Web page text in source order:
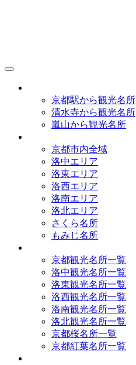
京都駅から観光名所
清水寺から観光名所
嵐山から観光名所
京都市内全域
洛中エリア
洛東エリア
洛西エリア
洛南エリア
洛北エリア
さくら名所
もみじ名所
京都観光名所一覧
洛中観光名所一覧
洛東観光名所一覧
洛西観光名所一覧
洛南観光名所一覧
洛北観光名所一覧
京都桜名所一覧
京都紅葉名所一覧